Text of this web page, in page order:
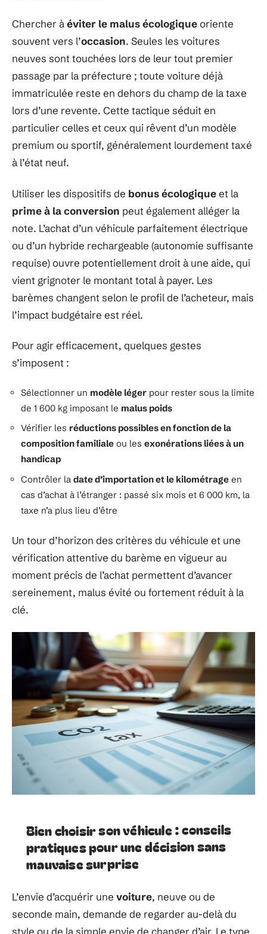
Chercher àéviter le malus écologiqueoriente
souvent vers l’occasion. Seules les voitures
neuves sont touchées lors de leur tout premier
passage par la préfecture ; toute voiture déjà
immatriculée reste en dehors du champ de la taxe
lors d’une revente. Cette tactique séduit en
particulier celles et ceux qui rêvent d’un modèle
premium ou sportif, généralement lourdement taxé
à l’état neuf.
Utiliser les dispositifs de bonus écologiqueet la
prime à la conversion peut également alléger la
note. L’achat d’un véhicule parfaitement électrique
ou d’un hybride rechargeable (autonomie suffisante
requise) ouvre potentiellement droit à une aide, qui
vient grignoter le montant total à payer. Les
barèmes changent selon le profil de l’acheteur, mais
l’impact budgétaire est réel.
Pour agir efficacement, quelques gestes
s’imposent :
Sélectionner un modèle léger pour rester sous la limite
de 1 600 kg imposant le malus poids
Vérifier les réductions possibles en fonction de la
composition familiale ou les exonérations liées à un
handicap
Contrôler la date d’importation et le kilométrage en
cas d’achat à l’étranger : passé six mois et 6 000 km, la
taxe n’a plus lieu d’être
Un tour d’horizon des critères du véhicule et une
vérification attentive du barème en vigueur au
moment précis de l’achat permettent d’avancer
sereinement, malus évité ou fortement réduit à la
clé.
Bien choisir son véhicule : conseils
pratiques pour une décision sans
mauvaise surprise
L’envie d’acquérir une voiture, neuve ou de
seconde main, demande de regarder au-delà du
style ou de la simple envie de changer d’air. Le type